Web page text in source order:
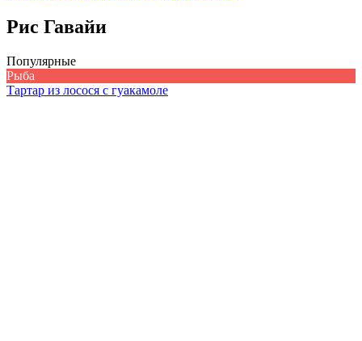
Рис Гавайи
Популярные
Рыба
Тартар из лосося с гуакамоле